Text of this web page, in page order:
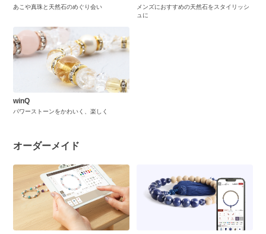
あこや真珠と天然石のめぐり会い
メンズにおすすめの天然石をスタイリッシ
ュに
winQ
パワーストーンをかわいく、楽しく
オーダーメイド